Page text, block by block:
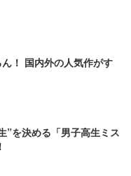
！ 国内外の人気作がす
”を決める「男子高生ミス